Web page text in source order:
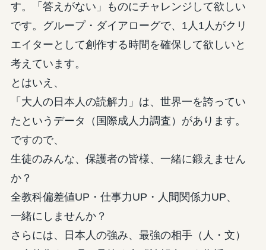
す。「答えがない」ものにチャレンジして欲しい
です。グループ・ダイアローグで、1人1人がクリ
エイターとして創作する時間を確保して欲しいと
考えています。
とはいえ、
「大人の日本人の読解力」は、世界一を誇ってい
たというデータ（国際成人力調査）があります。
ですので、
生徒のみんな、保護者の皆様、一緒に鍛えません
か？
全教科偏差値UP・仕事力UP・人間関係力UP、
一緒にしませんか？
さらには、日本人の強み、最強の相手（人・文）